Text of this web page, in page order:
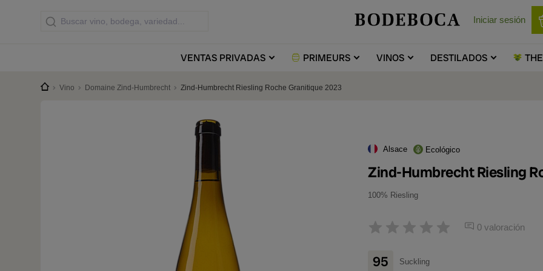
Iniciar sesión
VENTASPRIVADAS PRIMEURS VINOS DESTILADOS THE
Vino Domaine Zind-Humbrecht Zind-Humbrecht Riesling Roche Granitique 2023
Alsace Ecológico
Zind-Humbrecht Riesling
100% Riesling
0 valoración
95 Suckling